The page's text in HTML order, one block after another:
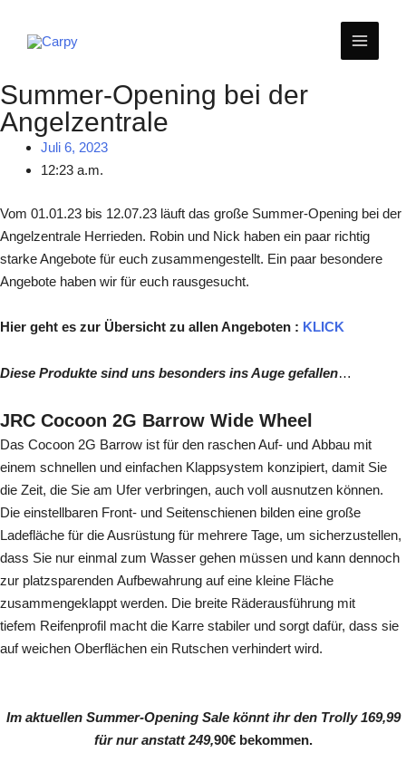
Inhalt
MAIN
Summer-Opening bei der
Angelzentrale
Juli 6, 2023
12:23 a.m.
Vom 01.01.23 bis 12.07.23 läuft das große Summer-Opening bei der
Angelzentrale Herrieden. Robin und Nick haben ein paar richtig
starke Angebote für euch zusammengestellt. Ein paar besondere
Angebote haben wir für euch rausgesucht.
Hier geht es zur Übersicht zu allen Angeboten : KLICK
Diese Produkte sind uns besonders ins Auge gefallen…
JRC Cocoon 2G Barrow Wide Wheel
Das Cocoon 2G Barrow ist für den raschen Auf- und Abbau mit
einem schnellen und einfachen Klappsystem konzipiert, damit Sie
die Zeit, die Sie am Ufer verbringen, auch voll ausnutzen können.
Die einstellbaren Front- und Seitenschienen bilden eine große
Ladefläche für die Ausrüstung für mehrere Tage, um sicherzustellen,
dass Sie nur einmal zum Wasser gehen müssen und kann dennoch
zur platzsparenden Aufbewahrung auf eine kleine Fläche
zusammengeklappt werden. Die breite Räderausführung mit
tiefem Reifenprofil macht die Karre stabiler und sorgt dafür, dass sie
auf weichen Oberflächen ein Rutschen verhindert wird.
Im aktuellen Summer-Opening Sale könnt ihr den Trolly 169,99
für nur anstatt 249,90€ bekommen.